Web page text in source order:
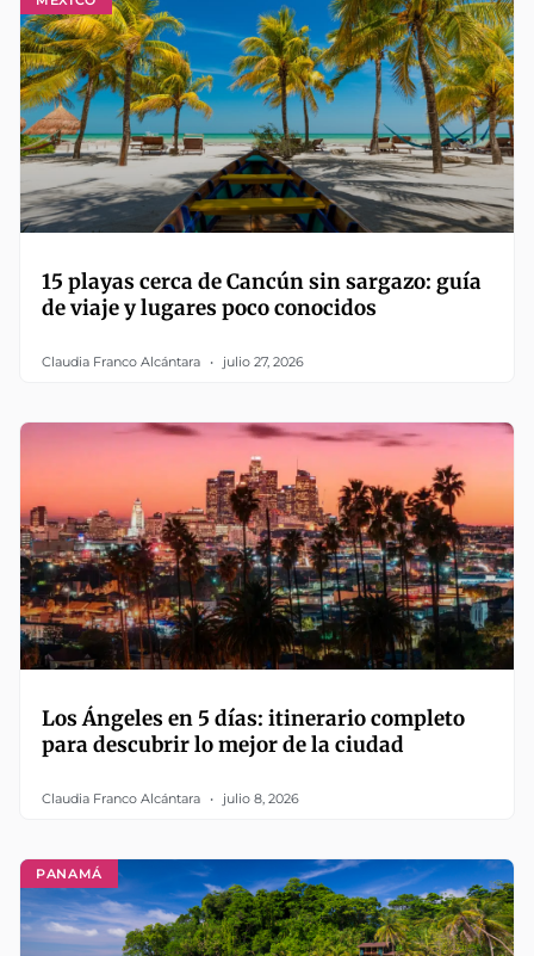
15 playas cerca de Cancún sin sargazo: guía
de viaje y lugares poco conocidos
Claudia Franco Alcántara julio 27, 2026
Los Ángeles en 5 días: itinerario completo
para descubrir lo mejor de la ciudad
Claudia Franco Alcántara julio 8, 2026
PANAMÁ